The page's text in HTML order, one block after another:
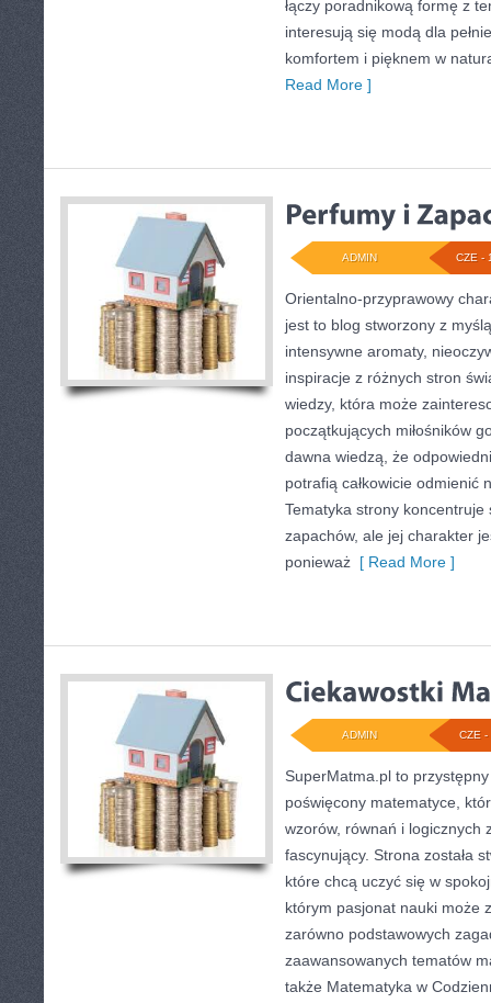
łączy poradnikową formę z
interesują się modą dla
komfortem i pięknem w
Read More ]
CZE -
ADMIN
Orientalno-przyprawowy
jest to blog stworzony z
intensywne aromaty,
inspiracje z różnych stron
wiedzy, która może
początkujących miłośników
dawna wiedzą, że
potrafią całkowicie odmienić
Tematyka strony koncentruje
zapachów, ale jej charakter
ponieważ [ Read More ]
CZE -
ADMIN
SuperMatma.pl to
poświęcony matematyce,
wzorów, równań i logicznych
fascynujący. Strona została
które chcą uczyć się w
którym pasjonat nauki może
zarówno podstawowych
zaawansowanych tematów
także Matematyka w